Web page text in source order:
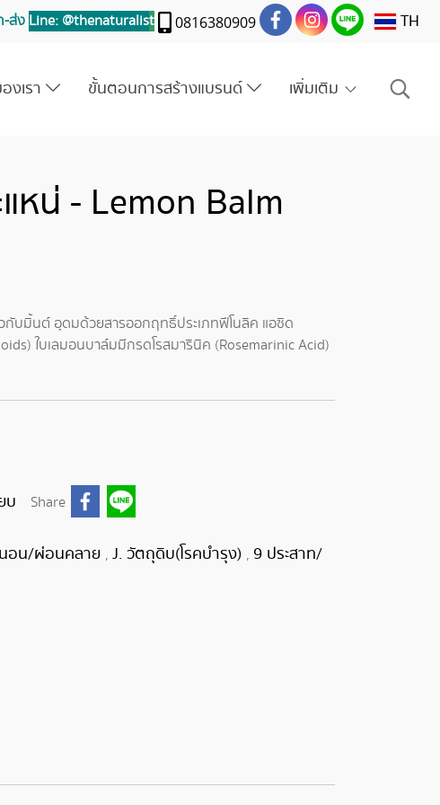
-ส่ง Line: @thenaturalist 0816380909 TH
งเรา ขั้นตอนการสร้างแบรนด์ เพิ่มเติม
หน่ - Lemon Balm
กับมิ้นต์ อุดมด้วยสารออกฤทธิ์ประเภทฟีโนลิค แอซิด
ใบเลมอนบาล์มมีกรดโรสมารินิค (Rosemarinic Acid)
บ Share
อน/ผ่อนคลาย , J. วัตถุดิบ(โรคบำรุง) , 9 ประสาท/